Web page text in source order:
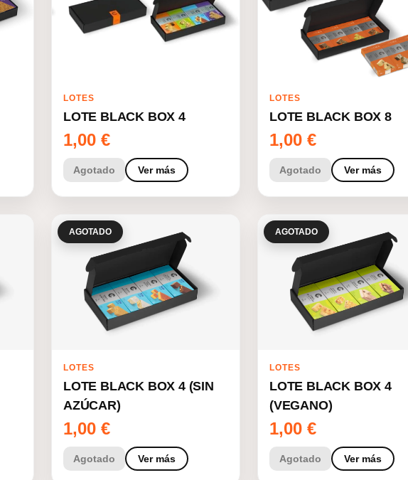
LOTES
LOTE BLACK BOX 4
1,00 €
Agotado Ver más
LOTES
LOTE BLACK BOX 8
1,00 €
Agotado Ver más
AGOTADO
LOTES
LOTE BLACK BOX 4 (SIN
AZÚCAR)
1,00 €
Agotado Ver más
AGOTADO
LOTES
LOTE BLACK BOX 4
(VEGANO)
1,00 €
Agotado Ver más